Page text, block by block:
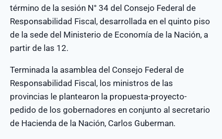
término de la sesión N° 34 del Consejo Federal de
Responsabilidad Fiscal, desarrollada en el quinto piso
de la sede del Ministerio de Economía de la Nación, a
partir de las 12.
Terminada la asamblea del Consejo Federal de
Responsabilidad Fiscal, los ministros de las
provincias le plantearon la propuesta-proyecto-
pedido de los gobernadores en conjunto al secretario
de Hacienda de la Nación, Carlos Guberman.